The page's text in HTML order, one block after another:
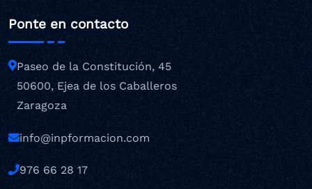
Ponte en contacto
Paseo de la Constitución, 45
50600, Ejea de los Caballeros
Zaragoza
info@inpformacion.com
976 66 28 17